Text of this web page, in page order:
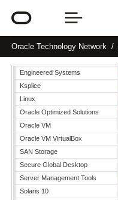
Oracle Technology Network
Engineered Systems
Ksplice
Linux
Oracle Optimized Solutions
Oracle VM
Oracle VM VirtualBox
SAN Storage
Secure Global Desktop
Server Management Tools
Solaris 10